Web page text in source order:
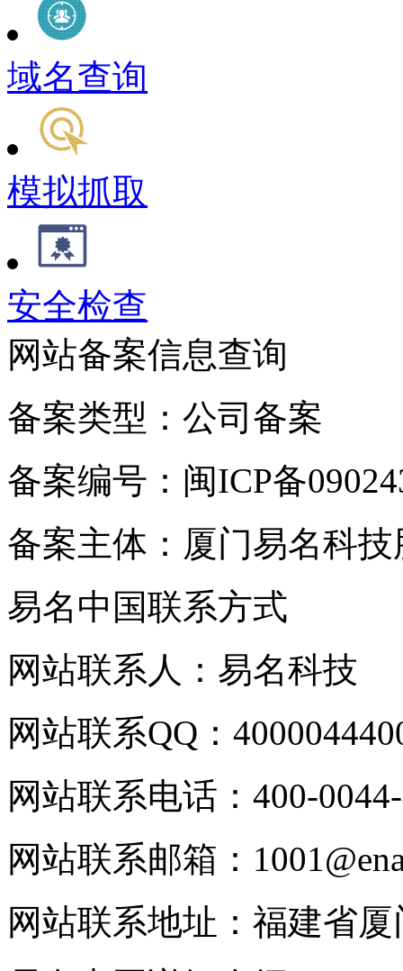
域名查询
模拟抓取
安全检查
网站备案信息查询
备案类型：公司备案
备案编号：闽ICP备
备案主体：厦门易名科
易名中国联系方式
网站联系人：易名科技
网站联系QQ：
网站联系电话：400-
网站联系邮箱：
网站联系地址：福建省